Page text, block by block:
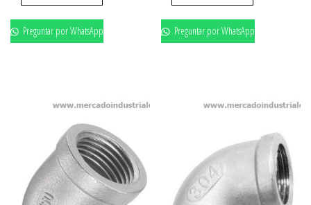
Preguntar por WhatsApp Preguntar por WhatsApp